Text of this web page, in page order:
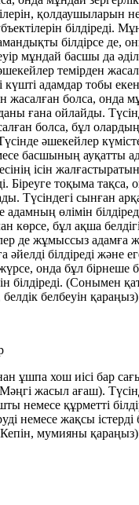
қолдаушыларын
білдіреді.
білдірсе де,
мұндай басшы да
темірден
күшті адамдар тобы
жасалған болса, онда
ғана ойлайды.
болса, бұл
әшекейлер
басшының ауқатты
ісін
Біреуге тоқыма тақса,
Түсіндегі сынған
өлімін
көрсе, бұл ақша
де жұмыссыз адамға
әйелді білдіреді және
онда бұл бірнеше
білдіреді. (Сонымен
белбеуін қараңыз)
ұшпа хош иісі бар
жасыл ағаш).
немесе құрметті
немесе жақсы істерді
мумияны қараңыз)